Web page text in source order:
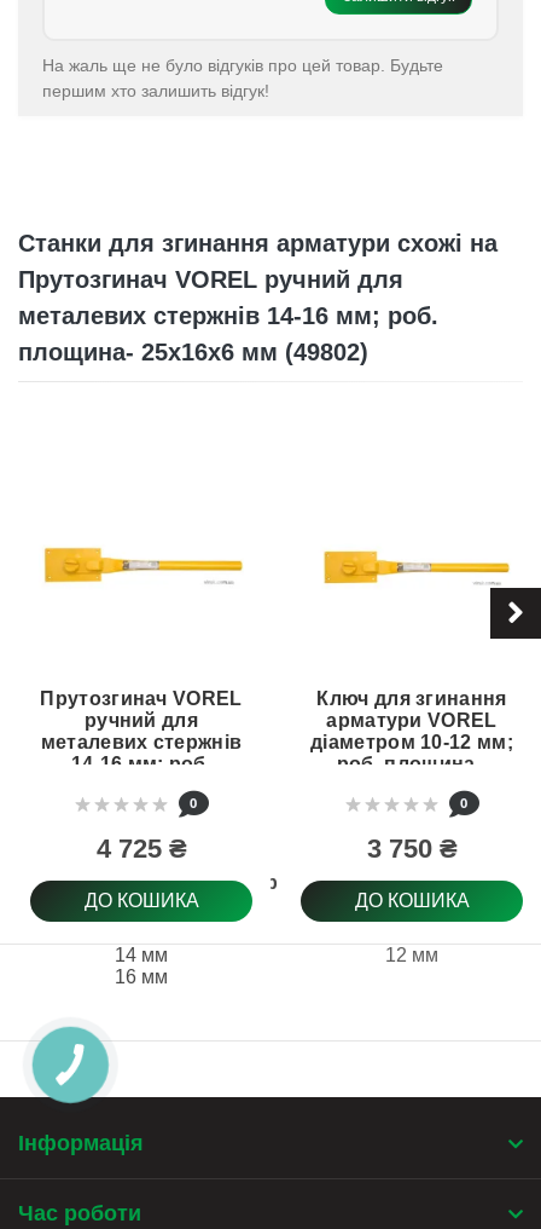
На жаль ще не було відгуків про цей товар. Будьте
першим хто залишить відгук!
Станки для згинання арматури схожі на
Прутозгинач VOREL ручний для
металевих стержнів 14-16 мм; роб.
площина- 25х16х6 мм (49802)
Діаметр труби
Прутозгинач VOREL
ручний для
металевих стержнів
14-16 мм; роб.
площина- 25х16х6
мм (49802)0
4 725 ₴
ДО КОШИКА
14 мм
16 мм
Ключ для згинання
арматури VOREL
діаметром 10-12 мм;
роб. площина -
25х16х6 мм (49801)
0
3 750 ₴
ДО КОШИКА
12 мм
Інформація
Час роботи